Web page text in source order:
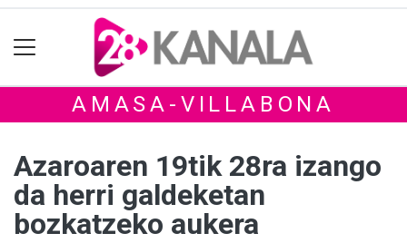
AMASA-VILLABONA
Azaroaren 19tik 28ra izango
da herri galdeketan
bozkatzeko aukera